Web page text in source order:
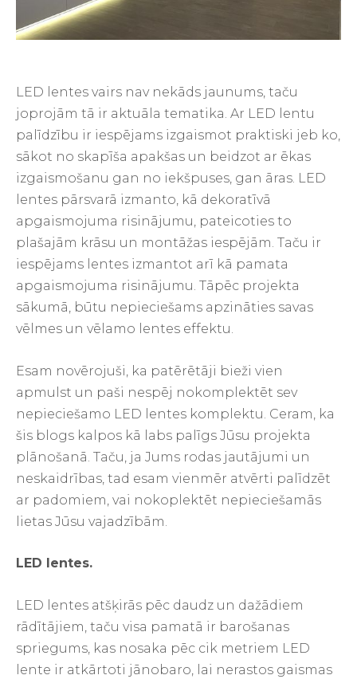
LED lentes vairs nav nekāds jaunums, taču
joprojām tā ir aktuāla tematika. Ar LED lentu
palīdzību ir iespējams izgaismot praktiski jeb ko,
sākot no skapīša apakšas un beidzot ar ēkas
izgaismošanu gan no iekšpuses, gan āras. LED
lentes pārsvarā izmanto, kā dekoratīvā
apgaismojuma risinājumu, pateicoties to
plašajām krāsu un montāžas iespējām. Taču ir
iespējams lentes izmantot arī kā pamata
apgaismojuma risinājumu. Tāpēc projekta
sākumā, būtu nepieciešams apzināties savas
vēlmes un vēlamo lentes effektu.
Esam novērojuši, ka patērētāji bieži vien
apmulst un paši nespēj nokomplektēt sev
nepieciešamo LED lentes komplektu. Ceram, ka
šis blogs kalpos kā labs palīgs Jūsu projekta
plānošanā. Taču, ja Jums rodas jautājumi un
neskaidrības, tad esam vienmēr atvērti palīdzēt
ar padomiem, vai nokoplektēt nepieciešamās
lietas Jūsu vajadzībām.
LED lentes.
LED lentes atšķirās pēc daudz un dažādiem
rādītājiem, taču visa pamatā ir barošanas
spriegums, kas nosaka pēc cik metriem LED
lente ir atkārtoti jānobaro, lai nerastos gaismas